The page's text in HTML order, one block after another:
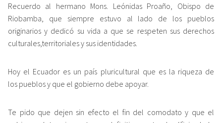
Recuerdo al hermano Mons. Leónidas Proaño, Obispo de
Riobamba, que siempre estuvo al lado de los pueblos
originarios y dedicó su vida a que se respeten sus derechos
culturales,territoriales y sus identidades.
Hoy el Ecuador es un país pluricultural que es la riqueza de
los pueblos y que el gobierno debe apoyar.
Te pido que dejen sin efecto el fin del comodato y que el